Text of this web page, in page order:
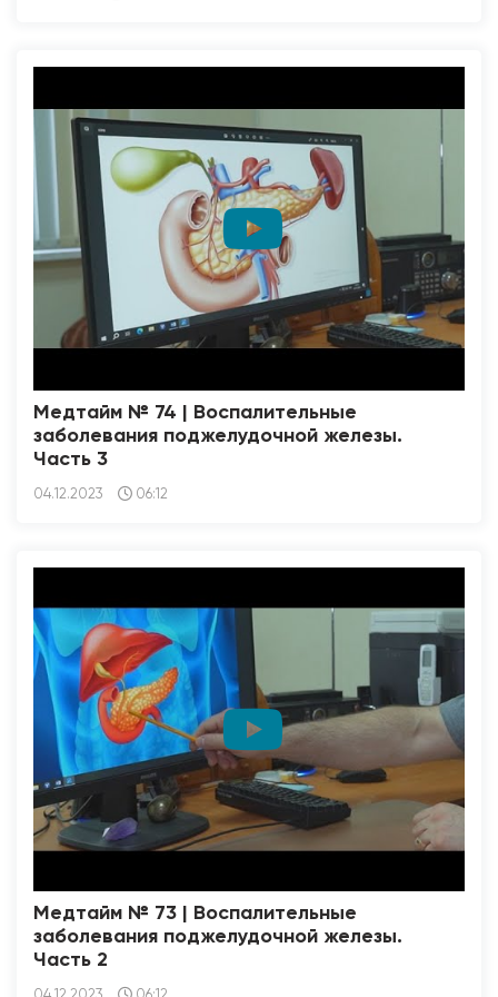
Медтайм № 74 | Воспалительные
заболевания поджелудочной железы.
Часть 3
04.12.2023 06:12
Медтайм № 73 | Воспалительные
заболевания поджелудочной железы.
Часть 2